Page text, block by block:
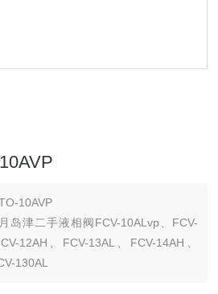
10AVP
岛津二手液相阀FCV-10ALvp、FCV-
12AH、FCV-13AL、FCV-14AH、
130AL